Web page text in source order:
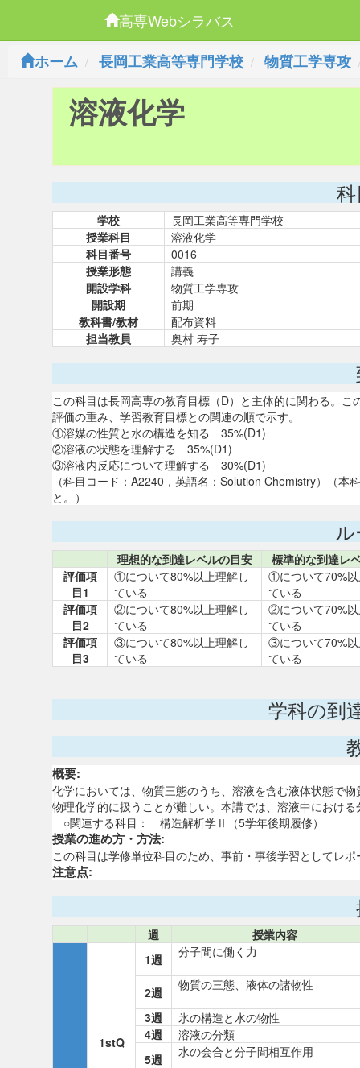
高専Webシラバス
ホーム
長岡工業高等専門学校 物質工学専攻
溶液化学
学校
長岡工業高等専門学校
授業科目
溶液化学
科目番号
0016
授業形態
講義
開設学科
物質工学専攻
開設期
前期
教科書/教材
配布資料
担当教員
奥村 寿子
この科目は長岡高専の教育目標（D）と主体的に関わる。
評価の重み、学習教育目標との関連の順で示す。
①溶媒の性質と水の構造を知る 35%(D1)
②溶液の状態を理解する 35%(D1)
③溶液内反応について理解する 30%(D1)
（科目コード：A2240，英語名：Solution Chemistry）（
と。）
理想的な到達レベルの目安
標準的な到達レ
評価項
目1
①について80%以上理解し
ている
①について70%
ている
評価項
目2
②について80%以上理解し
ている
②について70%
ている
評価項
目3
③について80%以上理解し
ている
③について70%
ている
学科の到
概要:
化学においては、物質三態のうち、溶液を含む液体状態で
物理化学的に扱うことが難しい。本講では、溶液中におけ
○関連する科目： 構造解析学Ⅱ（5学年後期履修）
授業の進め方・方法:
この科目は学修単位科目のため、事前・事後学習としてレ
注意点:
週 授業内容
1stQ
1週 分子間に働く力
2週 物質の三態、液体の諸物性
3週
氷の構造と水の物性
4週
溶液の分類
5週
水の会合と分子間相互作用